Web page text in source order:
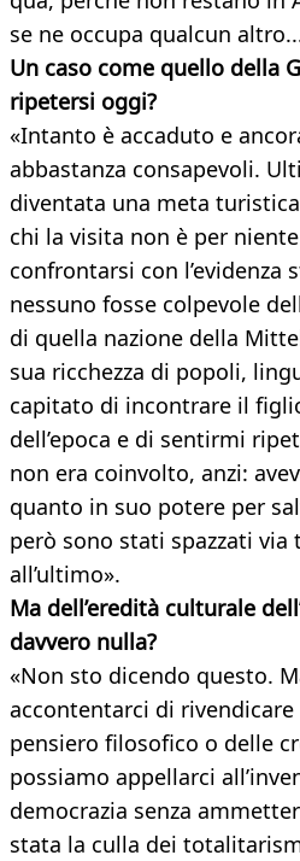
se ne occupa qualcun
Un caso come quello della
ripetersi oggi?
«Intanto è accaduto e
abbastanza consapevoli.
diventata una meta
chi la visita non è per
confrontarsi con l’evidenza
nessuno fosse colpevole
di quella nazione della
sua ricchezza di popoli,
capitato di incontrare il
dell’epoca e di sentirmi
non era coinvolto, anzi:
quanto in suo potere per
però sono stati spazzati
all’ultimo».
Ma dell’eredità culturale
davvero nulla?
«Non sto dicendo questo.
accontentarci di rivendicare
pensiero filosofico o delle
possiamo appellarci
democrazia senza
stata la culla dei